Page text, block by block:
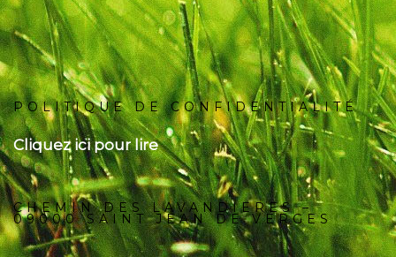
POLITIQUE DE CONFIDENTIALITÉ
Cliquez ici pour lire
CHEMIN DES LAVANDIERES –
09000 SAINT JEAN DE VERGES